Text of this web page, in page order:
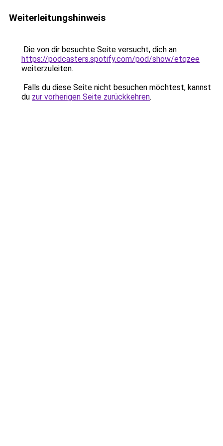
Weiterleitungshinweis
Die von dir besuchte Seite versucht, dich an
https://podcasters.spotify.com/pod/show/etqzee
weiterzuleiten.
Falls du diese Seite nicht besuchen möchtest, kannst
du zur vorherigen Seite zurückkehren.